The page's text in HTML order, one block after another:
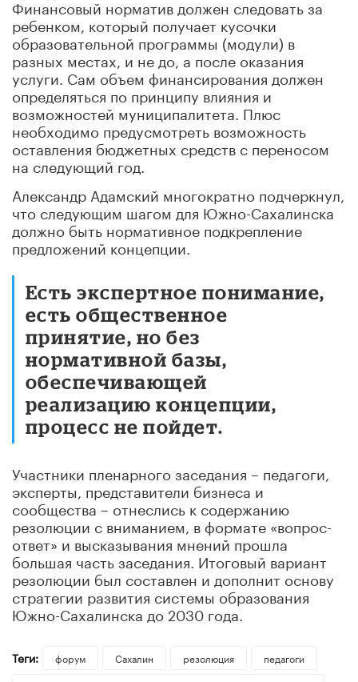
Финансовый норматив должен следовать за
ребенком, который получает кусочки
образовательной программы (модули) в
разных местах, и не до, а после оказания
услуги. Сам объем финансирования должен
определяться по принципу влияния и
возможностей муниципалитета. Плюс
необходимо предусмотреть возможность
оставления бюджетных средств с переносом
на следующий год.
Александр Адамский многократно подчеркнул,
что следующим шагом для Южно-Сахалинска
должно быть нормативное подкрепление
предложений концепции.
Есть экспертное понимание,
есть общественное
принятие, но без
нормативной базы,
обеспечивающей
реализацию концепции,
процесс не пойдет.
Участники пленарного заседания – педагоги,
эксперты, представители бизнеса и
сообщества – отнеслись к содержанию
резолюции с вниманием, в формате «вопрос-
ответ» и высказывания мнений прошла
большая часть заседания. Итоговый вариант
резолюции был составлен и дополнит основу
стратегии развития системы образования
Южно-Сахалинска до 2030 года.
Теги: форум Сахалин резолюция
педагоги